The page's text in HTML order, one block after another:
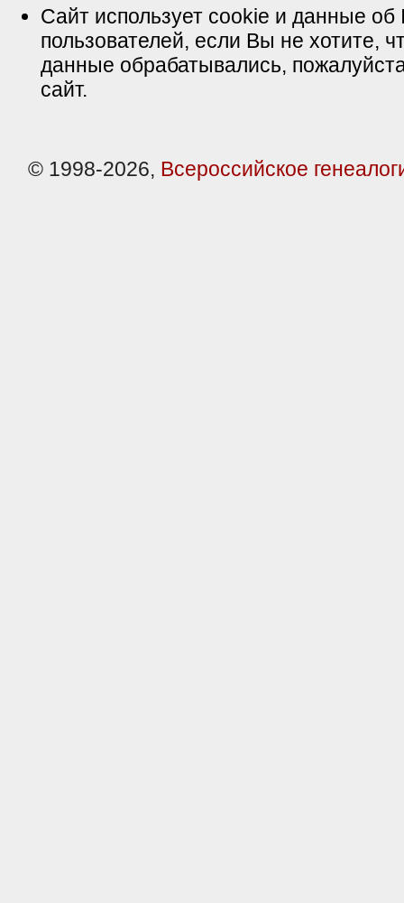
Сайт использует cookie и данные об
пользователей, если Вы не хотите,
данные обрабатывались,
сайт.
© 1998-2026, Всероссийское